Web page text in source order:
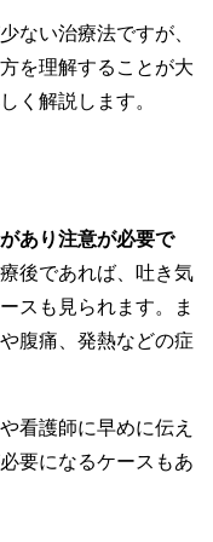
ない治療法ですが、
を理解することが大
く解説します。
あり注意が必要で
後であれば、吐き気
スも見られます。ま
腹痛、発熱などの症
看護師に早めに伝え
要になるケースもあ